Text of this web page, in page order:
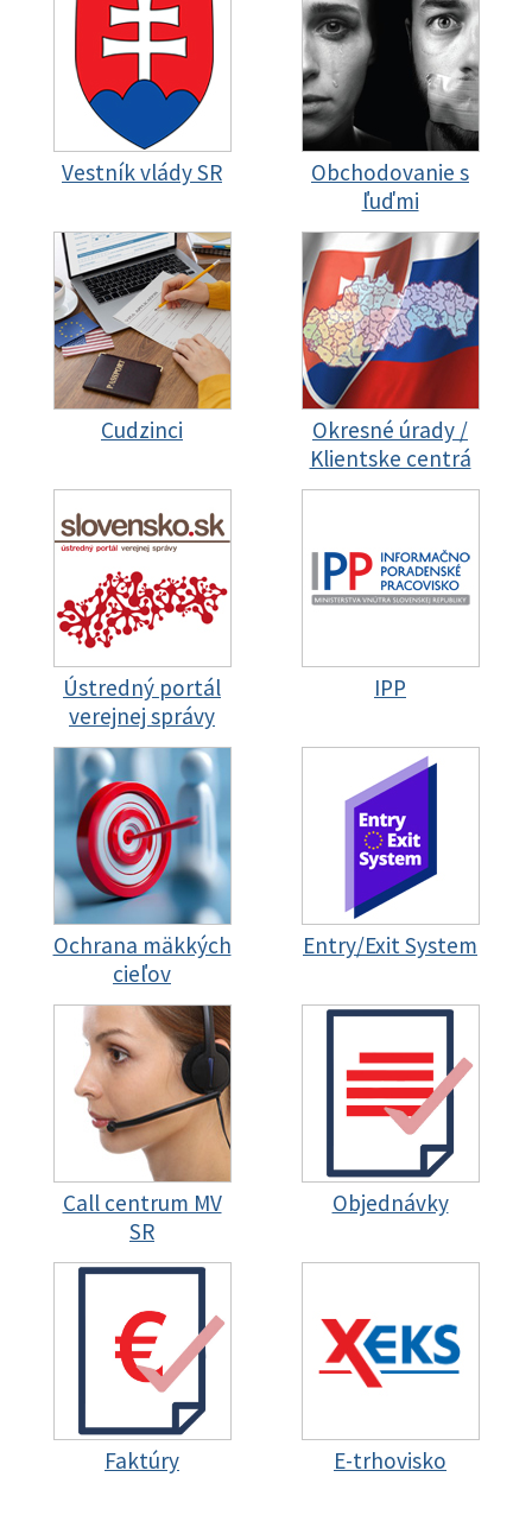
Vestník vlády SR
Obchodovanie s
ľuďmi
Cudzinci
Okresné úrady /
Klientske centrá
Ústredný portál
verejnej správy
IPP
Ochrana mäkkých
cieľov
Entry/Exit System
Call centrum MV
SR
Objednávky
Faktúry E-trhovisko